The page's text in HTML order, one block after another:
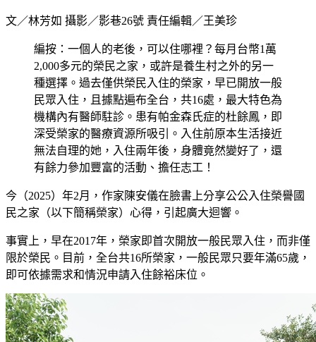
文／林芳如 攝影／影巷26號 責任編輯／王美珍
編按：一個人的老後，可以住哪裡？每月台幣1萬
2,000多元的榮民之家，或許是養生村之外的另一
種選擇。過去僅供榮民入住的榮家，早已開放一般
民眾入住，且據點遍布全台，共16處，最大特色為
機構內有醫師駐診。患有帕金森氏症的杜餘鳳，即
深受榮家的醫療資源所吸引。入住前原本生活接近
無法自理的她，入住兩年後，身體竟然變好了，還
有餘力參加豐富的活動、擔任志工！
今（2025）年2月，作家陳安儀在臉書上分享公公入住榮譽國
民之家（以下簡稱榮家）心得，引起廣大迴響。
事實上，早在2017年，榮家即首次開放一般民眾入住，而非僅
限於榮民。目前，全台共16所榮家，一般民眾只要年滿65歲，
即可依據需求和情況申請入住餘裕床位。